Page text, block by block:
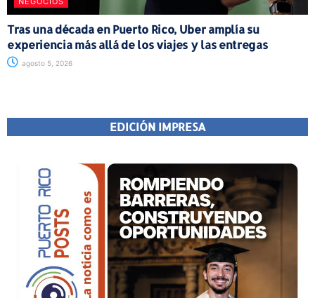
Tras una década en Puerto Rico, Uber amplía su
experiencia más allá de los viajes y las entregas
agosto 5, 2026
EDICIÓN IMPRESA